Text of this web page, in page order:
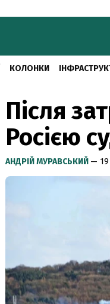
КОЛОНКИ
Після
Росією
АНДРІЙ МУРАВСЬКИЙ — 19